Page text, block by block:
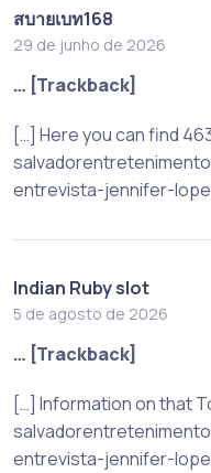
สบายเบท168
29 de junho de 2026
… [Trackback]
[…] Here you can find
entrevista-jennifer-
Indian Ruby slot
5 de agosto de 2026
… [Trackback]
[…] Information on that
entrevista-jennifer-